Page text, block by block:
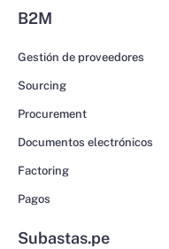
B2M
Gestión de proveedores
Sourcing
Procurement
Documentos electrónicos
Factoring
Pagos
Subastas.pe